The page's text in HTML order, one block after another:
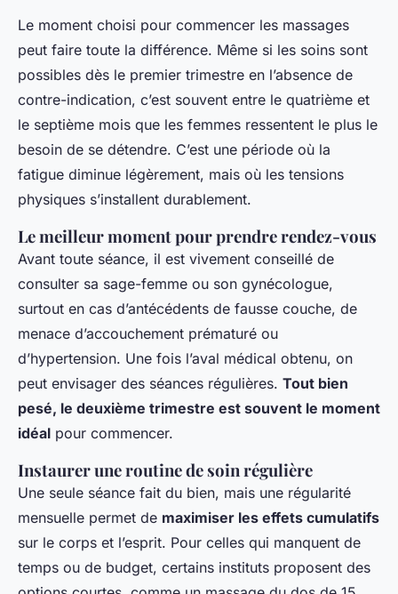
Le moment choisi pour commencer les massages
peut faire toute la différence. Même si les soins sont
possibles dès le premier trimestre en l’absence de
contre-indication, c’est souvent entre le quatrième et
le septième mois que les femmes ressentent le plus le
besoin de se détendre. C’est une période où la
fatigue diminue légèrement, mais où les tensions
physiques s’installent durablement.
Le meilleur moment pour prendre rendez-vous
Avant toute séance, il est vivement conseillé de
consulter sa sage-femme ou son gynécologue,
surtout en cas d’antécédents de fausse couche, de
menace d’accouchement prématuré ou
d’hypertension. Une fois l’aval médical obtenu, on
peut envisager des séances régulières. Tout bien
pesé, le deuxième trimestre est souvent le moment
idéal pour commencer.
Instaurer une routine de soin régulière
Une seule séance fait du bien, mais une régularité
mensuelle permet de maximiser les effets cumulatifs
sur le corps et l’esprit. Pour celles qui manquent de
temps ou de budget, certains instituts proposent des